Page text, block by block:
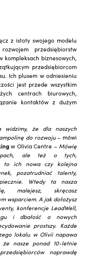
z istoty swojego modelu
przedsiębiorstw
kompleksach biznesowych,
przedsiębiorcom
Ich plusem w odniesieniu
jest przede wszystkim
centrach biurowych,
kontaktów z dużym
widzimy, że dla naszych
do rozwoju– mówi
w Olivia Centre – Mówię
ale też o tych,
to ich nowa czy kolejna
pozatrudniać talenty,
Wtedy ta nasza
malejesz, skręcasz
wsparciem. A jak dołożysz
konferencje LeadWell,
i dbałość o nowych
prostszy. Każde
lokalu w Olivii napawa
nasze ponad 10-letnie
naprawdę